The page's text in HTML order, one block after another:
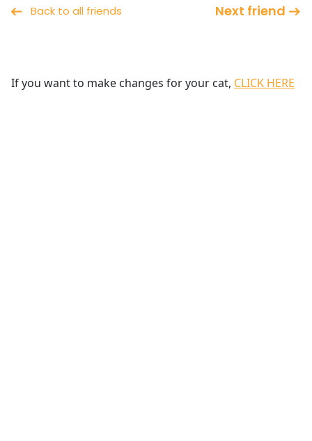
Back to all friends Next friend
If you want to make changes for your cat, CLICK HERE